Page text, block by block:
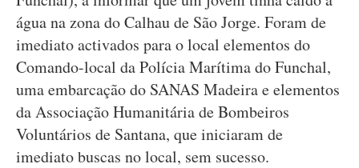
água na zona do Calhau de São Jorge. Foram de
imediato activados para o local elementos do
Comando-local da Polícia Marítima do Funchal,
uma embarcação do SANAS Madeira e elementos
da Associação Humanitária de Bombeiros
Voluntários de Santana, que iniciaram de
imediato buscas no local, sem sucesso.